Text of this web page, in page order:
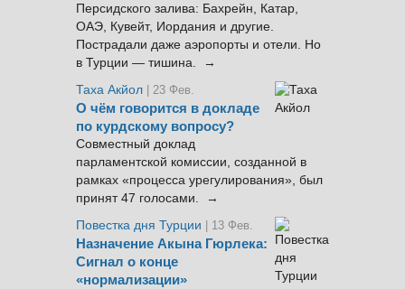
Персидского залива: Бахрейн, Катар,
ОАЭ, Кувейт, Иордания и другие.
Пострадали даже аэропорты и отели. Но
в Турции — тишина. →
Таха Акйол | 23 Фев.
О чём говорится в докладе
по курдскому вопросу?
Совместный доклад
парламентской комиссии, созданной в
рамках «процесса урегулирования», был
принят 47 голосами. →
Повестка дня Турции
| 13 Фев.
Назначение Акына Гюрлека:
Сигнал о конце
«нормализации»